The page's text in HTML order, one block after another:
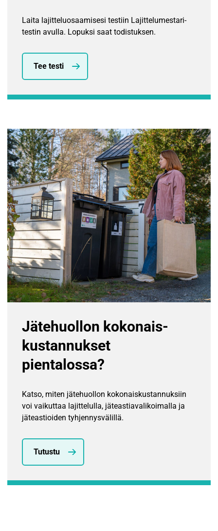
Laita lajitteluosaamisesi testiin Lajittelumestari-
testin avulla. Lopuksi saat todistuksen.
Tee testi
Jätehuollon kokonais­
kustannukset
pientalossa?
Katso, miten jätehuollon kokonaiskustannuksiin
voi vaikuttaa lajittelulla, jäteastiavalikoimalla ja
jäteastioiden tyhjennysvälillä.
Tutustu